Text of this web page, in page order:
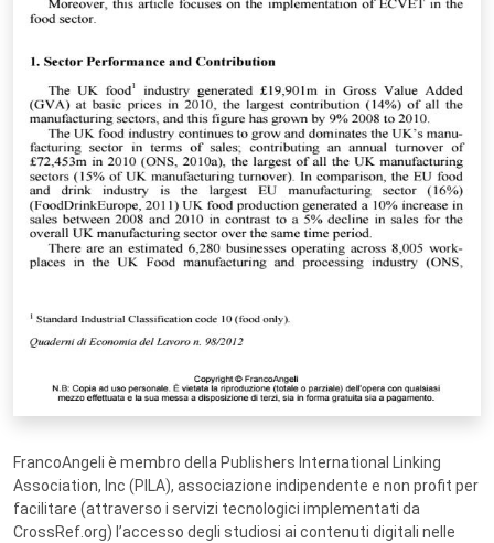
FrancoAngeli è membro della Publishers International Linking
Association, Inc (PILA), associazione indipendente e non profit per
facilitare (attraverso i servizi tecnologici implementati da
CrossRef.org) l’accesso degli studiosi ai contenuti digitali nelle